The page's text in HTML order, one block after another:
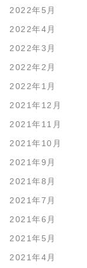
2022年5月
2022年4月
2022年3月
2022年2月
2022年1月
2021年12月
2021年11月
2021年10月
2021年9月
2021年8月
2021年7月
2021年6月
2021年5月
2021年4月